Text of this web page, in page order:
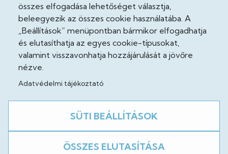
összes elfogadása lehetőséget választja,
beleegyezik az összes cookie használatába. A
„Beállítások” menüpontban bármikor elfogadhatja
és elutasíthatja az egyes cookie-típusokat,
valamint visszavonhatja hozzájárulását a jövőre
nézve.
Adatvédelmi tájékoztató
SÜTI BEÁLLÍTÁSOK
ÖSSZES ELUTASÍTÁSA
Felhasználási feltételek
Impresszum
Jogi nyilatkozatok
Facebook
A weboldal fejlesztés alatt áll!